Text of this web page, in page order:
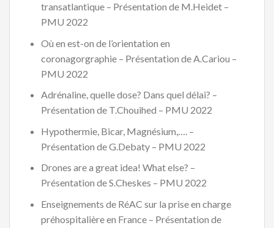
transatlantique – Présentation de M.Heidet –
PMU 2022
Où en est-on de l’orientation en
coronagorgraphie – Présentation de A.Cariou –
PMU 2022
Adrénaline, quelle dose? Dans quel délai? –
Présentation de T.Chouihed – PMU 2022
Hypothermie, Bicar, Magnésium,…. –
Présentation de G.Debaty – PMU 2022
Drones are a great idea! What else? –
Présentation de S.Cheskes – PMU 2022
Enseignements de RéAC sur la prise en charge
préhospitalière en France – Présentation de